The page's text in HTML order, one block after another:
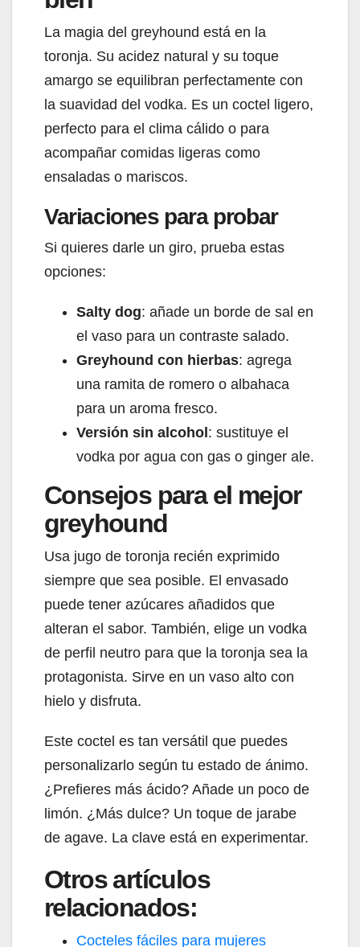
La magia del greyhound está en la
toronja. Su acidez natural y su toque
amargo se equilibran perfectamente con
la suavidad del vodka. Es un coctel ligero,
perfecto para el clima cálido o para
acompañar comidas ligeras como
ensaladas o mariscos.
Variaciones para probar
Si quieres darle un giro, prueba estas
opciones:
Salty dog: añade un borde de sal en
el vaso para un contraste salado.
Greyhound con hierbas: agrega
una ramita de romero o albahaca
para un aroma fresco.
Versión sin alcohol: sustituye el
vodka por agua con gas o ginger ale.
Consejos para el mejor
greyhound
Usa jugo de toronja recién exprimido
siempre que sea posible. El envasado
puede tener azúcares añadidos que
alteran el sabor. También, elige un vodka
de perfil neutro para que la toronja sea la
protagonista. Sirve en un vaso alto con
hielo y disfruta.
Este coctel es tan versátil que puedes
personalizarlo según tu estado de ánimo.
¿Prefieres más ácido? Añade un poco de
limón. ¿Más dulce? Un toque de jarabe
de agave. La clave está en experimentar.
Otros artículos
relacionados:
Cocteles fáciles para mujeres